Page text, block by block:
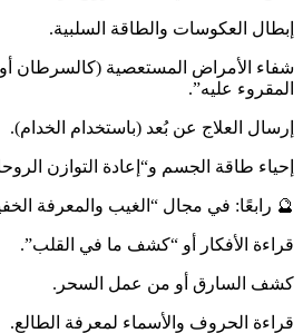
إبطال العكوسات والطاقة السلبية.
شفاء الأمراض المستعصية (كالسرطان أو
المقروء عليه”.
إرسال العلاج عن بُعد (باستخدام الخدام).
إحياء طاقة الجسم و“إعادة التوازن
🔮 رابعًا: في مجال “الغيب والمعرفة
قراءة الأفكار أو “كشف ما في القلب”.
كشف السارق أو من عمل السحر.
قراءة الحروف والأسماء لمعرفة الطالع.